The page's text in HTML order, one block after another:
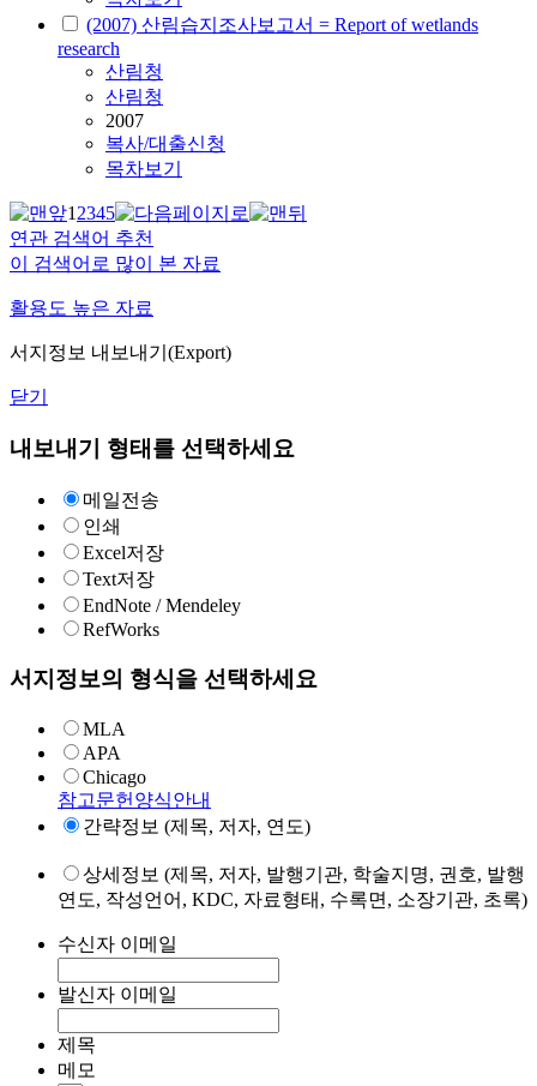
(2007) 산림습지조사보고서 = Report of wetlands
research
산림청
산림청
2007
복사/대출신청
목차보기
12345
연관 검색어 추천
이 검색어로 많이 본 자료
활용도 높은 자료
서지정보 내보내기(Export)
닫기
내보내기 형태를 선택하세요
메일전송
인쇄
Excel저장
Text저장
EndNote / Mendeley
RefWorks
서지정보의 형식을 선택하세요
MLA
APA
Chicago
참고문헌양식안내
간략정보 (제목, 저자, 연도)
상세정보 (제목, 저자, 발행기관, 학술지명, 권호, 발행
연도, 작성언어, KDC, 자료형태, 수록면, 소장기관, 초록)
수신자 이메일
발신자 이메일
제목
메모